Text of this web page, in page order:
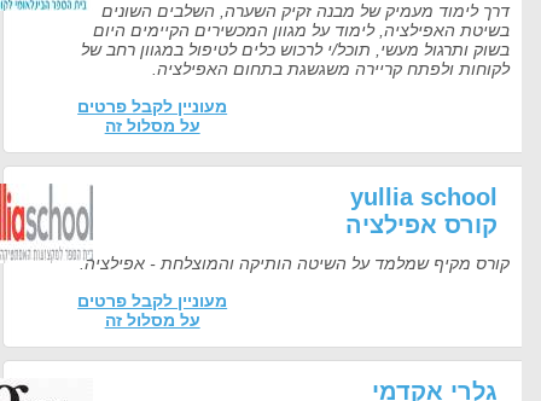
דרך לימוד מעמיק של מבנה זקיק השערה, השלבים השונים
בשיטת האפילציה, לימוד על מגוון המכשירים הקיימים היום
בשוק ותרגול מעשי, תוכל/י לרכוש כלים לטיפול במגוון רחב של
לקוחות ולפתח קריירה משגשגת בתחום האפילציה.
מעוניין לקבל פרטים
על מסלול זה
yullia school
קורס אפילציה
קורס מקיף שמלמד על השיטה הותיקה והמוצלחת - אפילציה.
מעוניין לקבל פרטים
על מסלול זה
גלרי אקדמי